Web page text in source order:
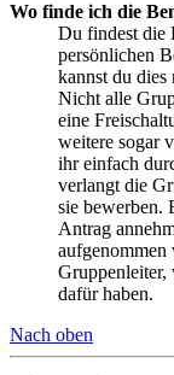
Wo finde ich die
Du findest die
persönlichen
kannst du dies
Nicht alle
eine
weitere sogar
ihr einfach
verlangt die
sie bewerben.
Antrag
aufgenommen
Gruppenleiter,
dafür haben.
Nach oben